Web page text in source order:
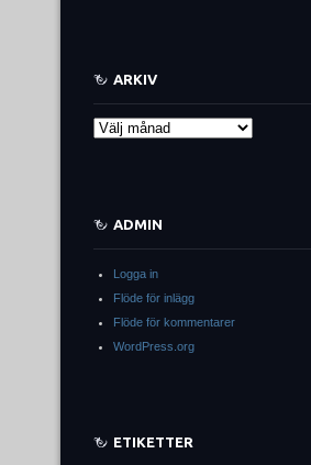
ARKIV
Arkiv
ADMIN
Logga in
Flöde för inlägg
Flöde för kommentarer
WordPress.org
ETIKETTER